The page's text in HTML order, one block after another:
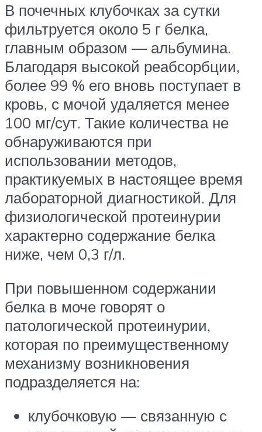
В почечных клубочках за сутки
фильтруется около 5 г белка,
главным образом — альбумина.
Благодаря высокой реабсорбции,
более 99 % его вновь поступает в
кровь, с мочой удаляется менее
100 мг/сут. Такие количества не
обнаруживаются при
использовании методов,
практикуемых в настоящее время
лабораторной диагностикой. Для
физиологической протеинурии
характерно содержание белка
ниже, чем 0,3 г/л.
При повышенном содержании
белка в моче говорят о
патологической протеинурии,
которая по преимущественному
механизму возникновения
подразделяется на:
клубочковую — связанную с